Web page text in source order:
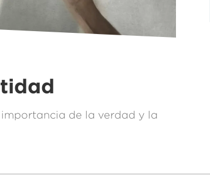
de la verdad y la